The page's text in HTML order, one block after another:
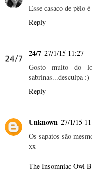
Esse casaco de pêlo
Reply
24/7 27/1/15 11:27
Gosto muito do
sabrinas...desculpa :)
Reply
Unknown 27/1/15
Os sapatos são
xx
The Insomniac Owl